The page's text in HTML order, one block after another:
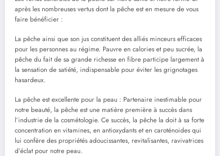
après les nombreuses vertus dont la pêche est en mesure de vous
faire bénéficier :
La pêche ainsi que son jus constituent des alliés minceurs efficaces
pour les personnes au régime. Pauvre en calories et peu sucrée, la
pêche du fait de sa grande richesse en fibre participe largement à
la sensation de satiété, indispensable pour éviter les grignotages
hasardeux.
La pêche est excellente pour la peau : Partenaire inestimable pour
notre beauté, la pêche est une matière première à succès dans
l’industrie de la cosmétologie. Ce succès, la pêche la doit à sa forte
concentration en vitamines, en antioxydants et en caroténoides qui
lui confère des propriétés adoucissantes, revitalisantes, ravivatrices
d’éclat pour notre peau.